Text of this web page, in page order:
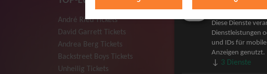
André Rieu Tickets
David Garrett Tickets
Andrea Berg Tickets
Backstreet Boys Tickets
Unheilig Tickets
Herbert Grönemeyer
Deep Purple Tickets
Howard Carpendale
Jan Delay & Disko
Marketing
Diese Dienste
Dienstleistungen
und IDs für
Anzeigen genutzt.
↓ 3 Dienste